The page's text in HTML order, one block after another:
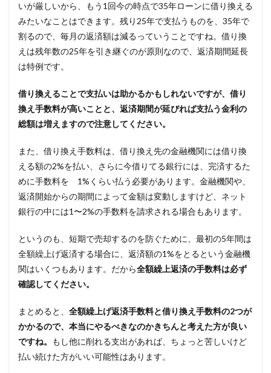
いが厳しいから、もう1回今の時点で35年ローンに借り換える
みたいなことはできます。残り25年で支払うものを、35年で
割るので、毎月の返済額は減るっていうことですね。借り換
えは残年数の25年を引き継ぐのが原則なので、返済期間延長
は特例です。
借り換えることで支払いは助かるかもしれないですが、借り
換え手数料が高いことと、返済期間が延びれば支払う金利の
総額は増えますので注意してください。
また、借り換え手数料は、借り換え先の金融機関には借り換
える額の2%を払い、さらに今借りてる銀行には、完済するた
めに手数料を 1%くらい払う必要があります。金融機関や、
返済開始からの期間によって金額は変動しますけど、ネット
銀行の中には1〜2%の手数料を請求される場合もあります。
というのも、短期で売却するのを防ぐために、最初の5年間は
全額繰上げ返済する場合に、返済額の1%をとるという金融機
関はいくつもあります。だから全額繰上返済の手数料は必ず
確認してください。
まとめると、 全額繰上げ返済手数料と借り換え手数料の2つが
かかるので、本当にやるべきなのかきちんと考えた方が良い
ですね。
もし他に削れる支出があれば、ちょっと苦しいけど
払い続けた方がいい可能性はあります。